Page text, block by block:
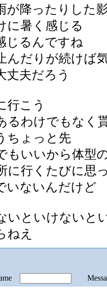
が降ったりした
に暑く感じる
じるんですね
んだりが続けば
丈夫だろう
行こう
るわけでもなく
ちょっと先
もいいから体型
に行くたびに思
いないんだけど
いといけないと
ねえ